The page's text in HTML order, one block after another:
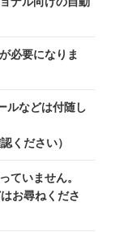
必要になりま
ルなどは付随し
ください）
ていません。
お尋ねくださ